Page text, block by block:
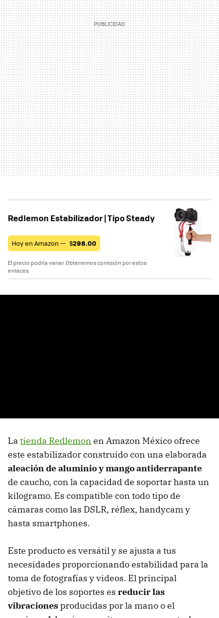
Redlemon Estabilizador | Tipo Steady
Hoy en Amazon — $298.00
El precio podría variar. Obtenemos comisión por estos
enlaces
La tienda Redlemon en Amazon México ofrece
este estabilizador construido con una elaborada
aleación de aluminio y mango antiderrapante
de caucho, con la capacidad de soportar hasta un
kilogramo. Es compatible con todo tipo de
cámaras como las DSLR, réflex, handycam y
hasta smartphones.
Este producto es versátil y se ajusta a tus
necesidades proporcionando estabilidad para la
toma de fotografías y videos. El principal
objetivo de los soportes es reducir las
vibracionesproducidas por la mano o el